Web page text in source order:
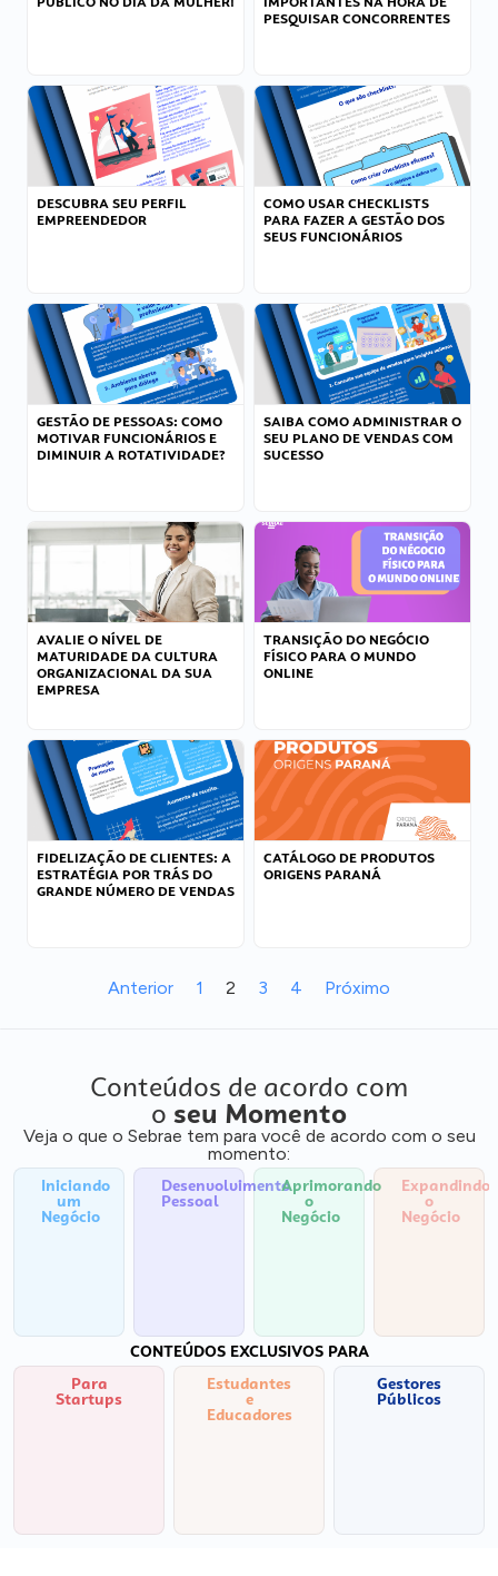
PESQUISAR CONCORRENTES
DESCUBRA SEU PERFIL
EMPREENDEDOR
COMO USAR CHECKLISTS
PARA FAZER A GESTÃO DOS
SEUS FUNCIONÁRIOS
GESTÃO DE PESSOAS: COMO
MOTIVAR FUNCIONÁRIOS E
DIMINUIR A ROTATIVIDADE?
SAIBA COMO ADMINISTRAR O
SEU PLANO DE VENDAS COM
SUCESSO
AVALIE O NÍVEL DE
MATURIDADE DA CULTURA
ORGANIZACIONAL DA SUA
EMPRESA
TRANSIÇÃO DO NEGÓCIO
FÍSICO PARA O MUNDO
ONLINE
FIDELIZAÇÃO DE CLIENTES: A
ESTRATÉGIA POR TRÁS DO
GRANDE NÚMERO DE VENDAS
CATÁLOGO DE PRODUTOS
ORIGENS PARANÁ
Anterior 1 2 3 4 Próximo
Conteúdos de acordo com
o seu Momento
Veja o que o Sebrae tem para você de acordo com o seu
momento:
Iniciando
um
Negócio
Desenvolvimento
Pessoal
Aprimorando
o
Negócio
Expandindo
o
Negócio
CONTEÚDOS EXCLUSIVOS PARA
Para
Startups
Estudantes
e
Educadores
Gestores
Públicos